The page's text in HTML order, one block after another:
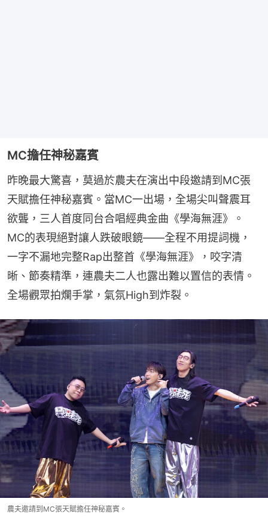
MC擔任神秘嘉賓
昨晚最大驚喜，莫過於農夫在演出中段邀請到MC張
天賦擔任神秘嘉賓。當MC一出場，全場尖叫聲震耳
欲聾，三人首度同台合唱經典金曲《學海無涯》。
MC的表現絕對讓人跌破眼鏡——全程不用提詞機，
一字不漏地完整Rap出整首《學海無涯》，咬字清
晰、節奏精準，連農夫二人也露出難以置信的表情。
全場觀眾拍爛手掌，氣氛High到炸裂。
農夫邀請到MC張天賦擔任神秘嘉賓。